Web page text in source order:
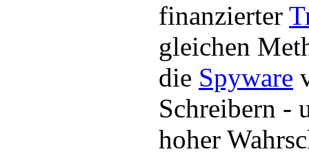
finanzierter
gleichen
die Spyware
Schreibern -
hoher